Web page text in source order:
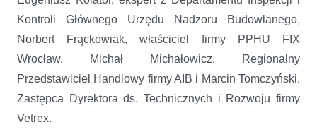
Kontroli Głównego Urzędu Nadzoru Budowlanego,
Norbert Frąckowiak, właściciel firmy PPHU FIX
Wrocław, Michał Michałowicz, Regionalny
Przedstawiciel Handlowy firmy AIB i Marcin Tomczyński,
Zastępca Dyrektora ds. Technicznych i Rozwoju firmy
Vetrex.